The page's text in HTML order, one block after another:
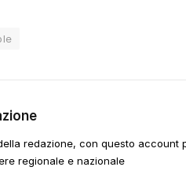
redazione, con questo account
regionale e nazionale